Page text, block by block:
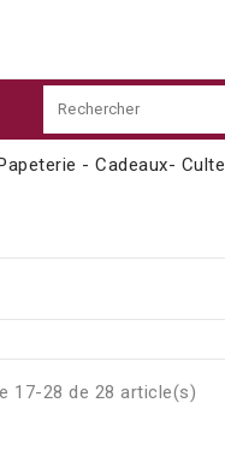
- Cadeaux- Culte
17-28 de 28 article(s)